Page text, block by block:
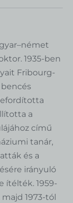
1935-ben
Fribourg-
bencés
a
című
tanár,
és a
irányuló
ítélték. 1959-
1973-tól